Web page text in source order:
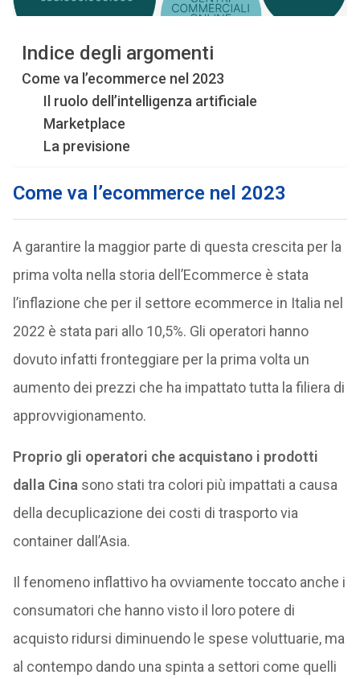
Indice degli argomenti
Come va l’ecommerce nel 2023
Il ruolo dell’intelligenza artificiale
Marketplace
La previsione
Come va l’ecommerce nel 2023
A garantire la maggior parte di questa crescita per la
prima volta nella storia dell’Ecommerce è stata
l’inflazione che per il settore ecommerce in Italia nel
2022 è stata pari allo 10,5%. Gli operatori hanno
dovuto infatti fronteggiare per la prima volta un
aumento dei prezzi che ha impattato tutta la filiera di
approvvigionamento.
Proprio gli operatori che acquistano i prodotti
dalla Cina sono stati tra colori più impattati a causa
della decuplicazione dei costi di trasporto via
container dall’Asia.
Il fenomeno inflattivo ha ovviamente toccato anche i
consumatori che hanno visto il loro potere di
acquisto ridursi diminuendo le spese voluttuarie, ma
al contempo dando una spinta a settori come quelli